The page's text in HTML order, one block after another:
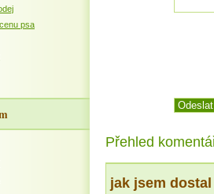
psa
Přehled
jak jsem